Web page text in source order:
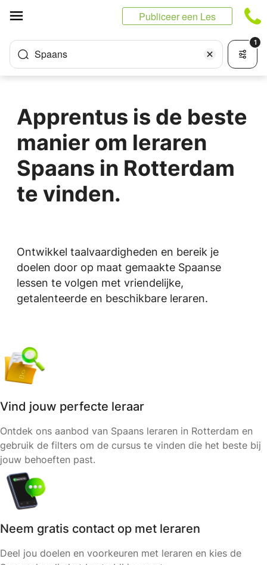
Publiceer een Les
Spaans
1
Apprentus is de beste
manier om leraren
Spaans in Rotterdam
te vinden.
Ontwikkel taalvaardigheden en bereik je
doelen door op maat gemaakte Spaanse
lessen te volgen met vriendelijke,
getalenteerde en beschikbare leraren.
Vind jouw perfecte leraar
Ontdek ons aanbod van Spaans leraren in Rotterdam en
gebruik de filters om de cursus te vinden die het beste bij
jouw behoeften past.
Neem gratis contact op met leraren
Deel jou doelen en voorkeuren met leraren en kies de